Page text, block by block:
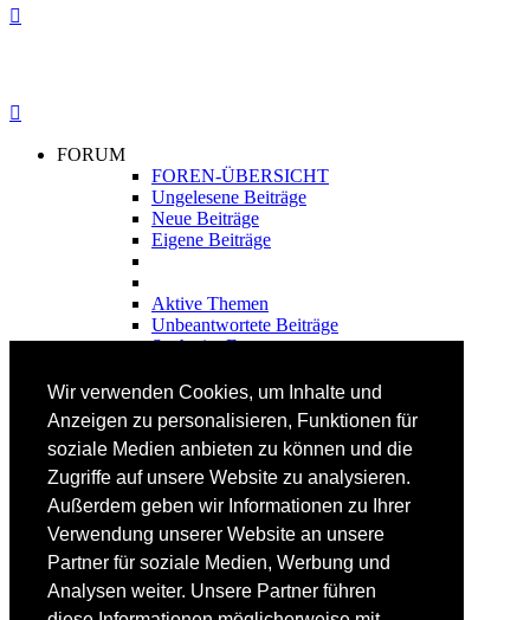
Wir verwenden Cookies, um Inhalte und
Anzeigen zu personalisieren, Funktionen für
soziale Medien anbieten zu können und die
Zugriffe auf unsere Website zu analysieren.
Außerdem geben wir Informationen zu Ihrer
Verwendung unserer Website an unsere
Partner für soziale Medien, Werbung und
Analysen weiter. Unsere Partner führen
FORUM
FOREN-ÜBERSICHT
Ungelesene Beiträge
Neue Beiträge
Eigene Beiträge
Aktive Themen
Unbeantwortete Beiträge
Suche im Forum
FAHRTECHNIK
Fortgeschrittene
Lehrplan
Videoanalyse
SKI
SKITEST
Ski-FAQ
Tipps Ski-Kauf